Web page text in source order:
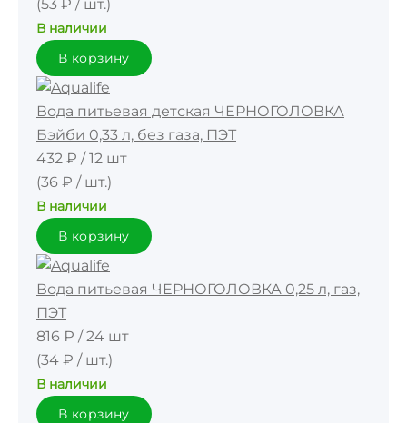
(53 ₽ / шт.)
В наличии
В корзину
Вода питьевая детская ЧЕРНОГОЛОВКА
Бэйби 0,33 л, без газа, ПЭТ
432 ₽ /12 шт
(36 ₽ / шт.)
В наличии
В корзину
Вода питьевая ЧЕРНОГОЛОВКА 0,25 л, газ,
ПЭТ
816 ₽ /24 шт
(34 ₽ / шт.)
В наличии
В корзину